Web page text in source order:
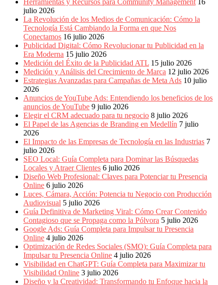
Herramientas y Recursos para Community Management
16
julio 2026
La Revolución de los Medios de Comunicación: Cómo la
Tecnología Está Cambiando la Forma en que Nos
Conectamos 16 julio 2026
Publicidad Digital: Cómo Revolucionar tu Publicidad en la
Era Moderna 15 julio 2026
Medición del Éxito de la Publicidad ATL 15 julio 2026
Medición y Análisis del Crecimiento de Marca 12 julio 2026
Estrategias Avanzadas para Campañas de Meta Ads 10 julio
2026
Anuncios de YouTube Ads: Entendiendo los beneficios de los
anuncios de YouTube 9 julio 2026
Elegir el CRM adecuado para tu negocio 8 julio 2026
El Papel de las Agencias de Branding en Medellín 7 julio
2026
El Impacto de las Empresas de Tecnología en las Industrias 7
julio 2026
SEO Local: Guía Completa para Dominar las Búsquedas
Locales y Atraer Clientes 6 julio 2026
Diseño Web Profesional: Claves para Potenciar tu Presencia
Online 6 julio 2026
Luces, Cámara, Acción: Potencia tu Negocio con Producción
Audiovisual 5 julio 2026
Guía Definitiva de Marketing Viral: Cómo Crear Contenido
Contagioso que se Propaga como la Pólvora 5 julio 2026
Google Ads: Guía Completa para Impulsar tu Presencia
Online 4 julio 2026
Optimización de Redes Sociales (SMO): Guía Completa para
Impulsar tu Presencia Online 4 julio 2026
Visibilidad en ChatGPT: Guía Completa para Maximizar tu
Visibilidad Online 3 julio 2026
Diseño y la Creatividad: Transformando tu Enfoque hacia la